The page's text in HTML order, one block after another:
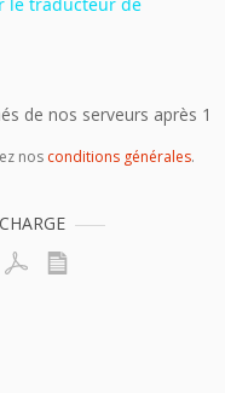
de nos serveurs après 1
nos conditions générales.